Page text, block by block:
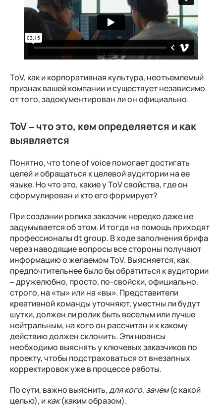
ToV, как и корпоративная культура, неотъемлемый
признак вашей компании и существует независимо
от того, задокументирован ли он официально.
ToV – что это, кем определяется и как
выявляется
Понятно, что tone of voice помогает достигать
целей и обращаться к целевой аудитории на ее
языке. Но что это, какие у ToV свойства, где он
сформулирован и кто его формирует?
При создании ролика заказчик нередко даже не
задумывается об этом. И тогда на помощь приходят
профессионалы dt group. В ходе заполнения брифа
через наводящие вопросы все стороны получают
информацию о желаемом ToV. Выясняется, как
предпочтительнее было бы обратиться к аудитории
– дружелюбно, просто, по-свойски, официально,
строго, на «ты» или на «вы». Представители
креативной команды уточняют, уместны ли будут
шутки, должен ли ролик быть веселым или лучше
нейтральным, на кого он рассчитан и к какому
действию должен склонить. Эти нюансы
необходимо выяснять у ключевых заказчиков по
проекту, чтобы подстраховаться от внезапных
корректировок уже в процессе работы.
По сути, важно выяснить,для кого, зачем(с какой
целью), икак(каким образом).